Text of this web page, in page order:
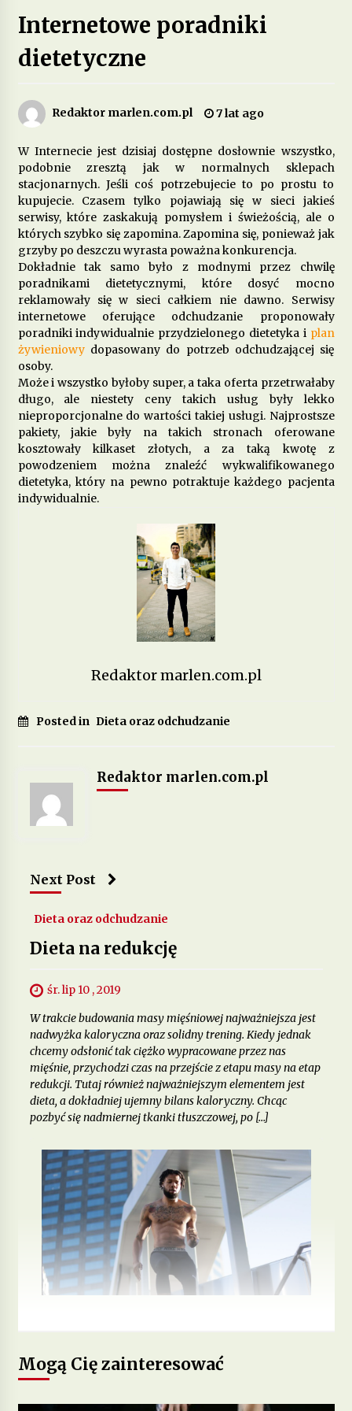
Jakie są zalety stosowania diety opartej na
produktach pełnoziarnistych?
1 miesiąc ago
jakie produkty pomagają w leczeniu?
Jakie są korzyści z wprowadzenia do diety
fermentowanych produktów mlecznych?
3 miesiące ago
Dieta w leczeniu chorób serca – jakie produkty
są szczególnie polecane?
5 miesięcy ago
Jakie suplementy warto wprowadzić do diety na
poprawę jakości snu?
5 miesięcy ago
Jakie produkty wspomagają zdrowie
psychiczne i łagodzą objawy depresji?
6 miesięcy ago
Dieta przy zapaleniu pęcherza – co jeść, aby
złagodzić objawy?
8 miesięcy ago
Jakie pokarmy mogą poprawić metabolizm i
przyspieszyć spalanie tłuszczu?
9 miesięcy ago
Dieta w chorobach autoimmunologicznych –
jak wspierać odporność?
10 miesięcy ago
Jakie produkty pomagają w walce z zapaleniem
12 miesięcy ago
Internetowe poradniki
dietetyczne
Redaktor marlen.com.pl 7 lat ago
W Internecie jest dzisiaj dostępne dosłownie wszystko,
podobnie zresztą jak w normalnych sklepach
stacjonarnych. Jeśli coś potrzebujecie to po prostu to
kupujecie. Czasem tylko pojawiają się w sieci jakieś
serwisy, które zaskakują pomysłem i świeżością, ale o
których szybko się zapomina. Zapomina się, ponieważ jak
grzyby po deszczu wyrasta poważna konkurencja.
Dokładnie tak samo było z modnymi przez chwilę
poradnikami dietetycznymi, które dosyć mocno
reklamowały się w sieci całkiem nie dawno. Serwisy
internetowe oferujące odchudzanie proponowały
poradniki indywidualnie przydzielonego dietetyka i plan
żywieniowydopasowany do potrzeb odchudzającej się
osoby.
Może i wszystko byłoby super, a taka oferta przetrwałaby
długo, ale niestety ceny takich usług były lekko
nieproporcjonalne do wartości takiej usługi. Najprostsze
pakiety, jakie były na takich stronach oferowane
kosztowały kilkaset złotych, a za taką kwotę z
powodzeniem można znaleźć wykwalifikowanego
dietetyka, który na pewno potraktuje każdego pacjenta
indywidualnie.
Redaktor marlen.com.pl
Posted in Dieta oraz odchudzanie
Redaktor marlen.com.pl
Next Post
Dieta oraz odchudzanie
Dieta na redukcję
śr. lip 10 , 2019
W trakcie budowania masy mięśniowej najważniejsza jest
nadwyżka kaloryczna oraz solidny trening. Kiedy jednak
chcemy odsłonić tak ciężko wypracowane przez nas
mięśnie, przychodzi czas na przejście z etapu masy na etap
redukcji. Tutaj również najważniejszym elementem jest
dieta, a dokładniej ujemny bilans kaloryczny. Chcąc
pozbyć się nadmiernej tkanki tłuszczowej, po […]
Mogą Cię zainteresować